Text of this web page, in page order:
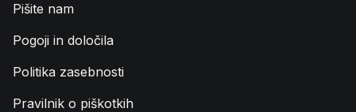
Pišite nam
Pogoji in določila
Politika zasebnosti
Pravilnik o piškotkih